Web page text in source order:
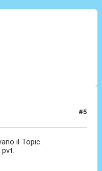
#5
il Topic.